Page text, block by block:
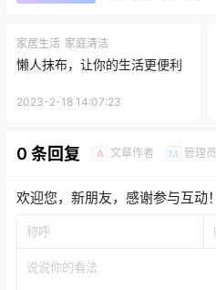
家居生活 家庭清洁
懒人抹布，让你的生活更便利
2023-2-18 14:07:23
0 条回复 A 文章作者 M 管理员
欢迎您，新朋友，感谢参与互动！